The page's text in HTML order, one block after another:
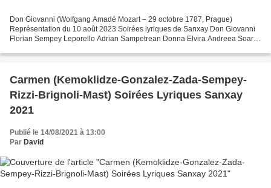
Don Giovanni (Wolfgang Amadé Mozart – 29 octobre 1787, Prague)
Représentation du 10 août 2023 Soirées lyriques de Sanxay Don Giovanni
Florian Sempey Leporello Adrian Sampetrean Donna Elvira Andreea Soare
Carmen (Kemoklidze-Gonzalez-Zada-Sempey-
Rizzi-Brignoli-Mast) Soirées Lyriques Sanxay
2021
Publié le 14/08/2021 à 13:00
Par David